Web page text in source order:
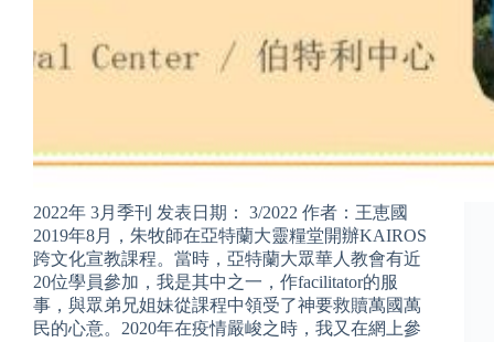
2022年 3月季刊 发表日期： 3/2022 作者：王恵國
2019年8月，朱牧師在亞特蘭大靈糧堂開辦KAIROS
跨文化宣教課程。當時，亞特蘭大眾華人教會有近
20位學員參加，我是其中之一，作facilitator的服
事，與眾弟兄姐妹從課程中領受了神要救贖萬國萬
民的心意。2020年在疫情嚴峻之時，我又在網上參